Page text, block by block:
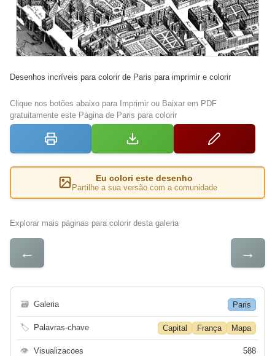
Desenhos incríveis para colorir de Paris para imprimir e colorir
Clique nos botões abaixo para Imprimir ou Baixar em PDF
gratuitamente este Página de Paris para colorir
Eu colori este desenho
Partilhe a sua versão com a comunidade
Explorar mais páginas para colorir desta galeria
← →
🗃 Galeria Paris
🏷 Palavras-chave Capital França Mapa
👁 Visualizacoes 588